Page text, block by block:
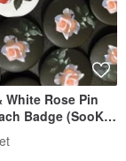
White Rose Pin
Badge (SooK)